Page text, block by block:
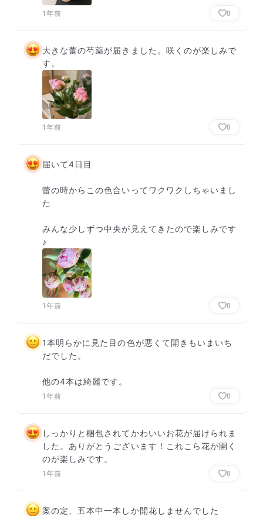
1年前 0
大きな蕾の芍薬が届きました。咲くのが楽しみで
す。
1年前 0
届いて4日目
蕾の時からこの色合いってワクワクしちゃいまし
た
みんな少しずつ中央が見えてきたので楽しみです
♪
1年前 0
1本明らかに見た目の色が悪くて開きもいまいち
だでした。
他の4本は綺麗です。
1年前 0
しっかりと梱包されてかわいいお花が届けられま
した。ありがとうございます！これこら花が開く
のが楽しみです。
1年前 0
案の定、五本中一本しか開花しませんでした